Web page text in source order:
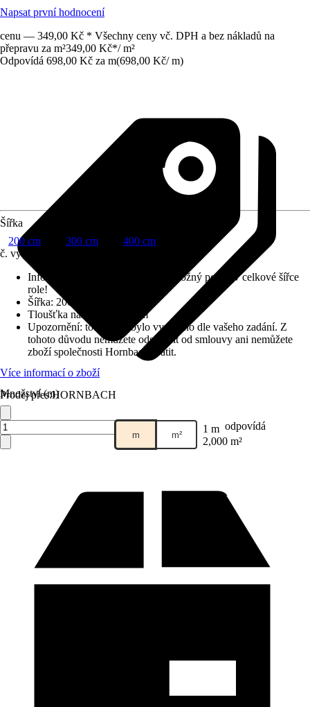
Napsat první hodnocení
cenu — 349,00 Kč * Všechny ceny vč. DPH a bez nákladů na
přepravu za m²349,00 Kč*/ m²
Odpovídá 698,00 Kč za m(698,00 Kč/ m)
Prodej přes:HORNBACH
Šířka
200 cm
300 cm
400 cm
č. výrobku
Informace k objednávání
Odběr možný pouze v celkové šířce
role!
Šířka: 200 cm
Tloušťka nášlapu
0,22 mm
Upozornění: toto zboží bylo vyrobeno dle vašeho zadání. Z
tohoto důvodu nemůžete odstoupit od smlouvy ani nemůžete
zboží společnosti Hornbach vrátit.
Více informací o zboží
Množství (m)
m m² 1 m odpovídá
2,000 m²